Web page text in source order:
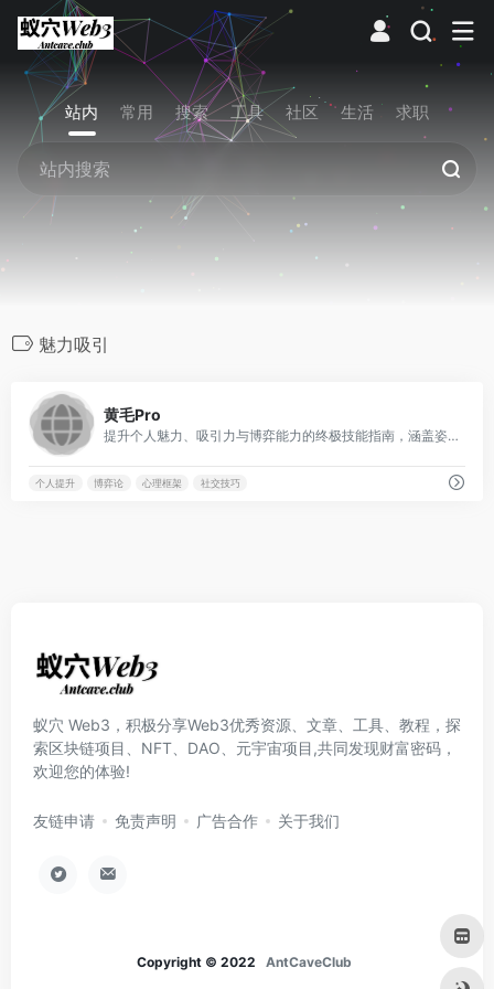
站内 常用 搜索 工具 社区 生活 求职
魅力吸引
黄毛Pro
提升个人魅力、吸引力与博弈能力的终极技能指南，涵盖姿态逆转、张力制造、筛选框架等底层逻辑改造，助你彻底升级社交博弈能力。
个人提升 博弈论 心理框架 社交技巧
蚁穴 Web3，积极分享Web3优秀资源、文章、工具、教程，探
索区块链项目、NFT、DAO、元宇宙项目,共同发现财富密码，
欢迎您的体验!
友链申请 免责声明 广告合作 关于我们
Copyright © 2022 AntCaveClub